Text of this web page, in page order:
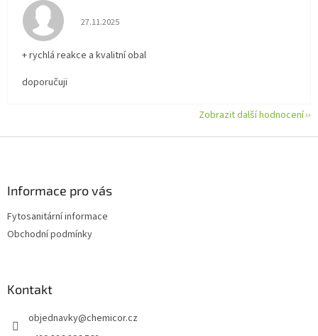
Hodnocení obchodu je 5 z 5 hvězdiček.
27.11.2025
+ rychlá reakce a kvalitní obal
doporučuji
Zobrazit další hodnocení
Informace pro vás
Fytosanitární informace
Obchodní podmínky
Kontakt
objednavky@chemicor.cz